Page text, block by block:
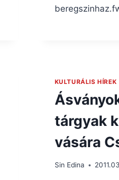
KULTURÁLIS HÍREK
tárgyak
vására
Sin Edina